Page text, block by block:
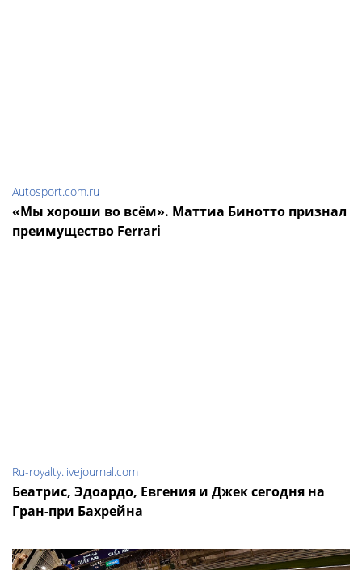
Autosport.com.ru
«Мы хороши во всём». Маттиа Бинотто признал
преимущество Ferrari
Ru-royalty.livejournal.com
Беатрис, Эдоардо, Евгения и Джек сегодня на
Гран-при Бахрейна